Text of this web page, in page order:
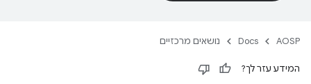
AOSP
Docs נושאים מרכזיים
המידע עזר לך?